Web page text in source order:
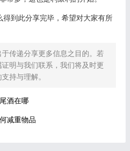
得到此分享完毕，希望对大家有所
传递分享更多信息之目的。若
明与我们联系，我们将及时更
持与理解。
酒在哪
减重物品